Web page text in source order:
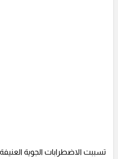
تسببت الاضطرابات الجوية